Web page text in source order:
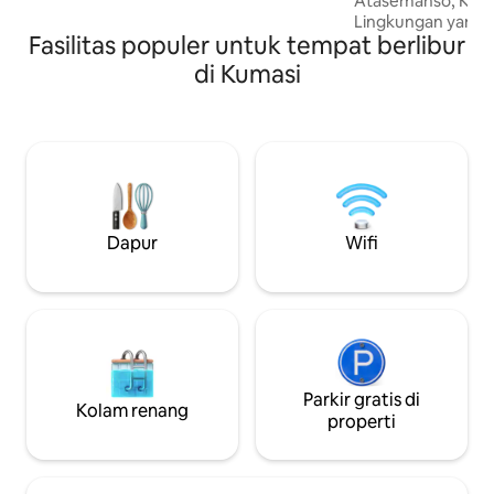
Lingkungan yang
Dekat dengan
Pagar Listrik,
anjing penjaga/
Shepherd
malam hari Kami
Fasilitas populer untuk tempat berlibur
di Kumasi
Dapur Wifi
Kolam renang
Parkir gratis di
properti